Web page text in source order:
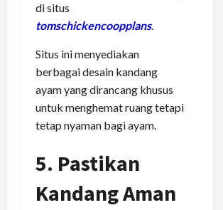
di situs
tomschickencoopplans.
Situs ini menyediakan
berbagai desain kandang
ayam yang dirancang khusus
untuk menghemat ruang tetapi
tetap nyaman bagi ayam.
5. Pastikan
Kandang Aman